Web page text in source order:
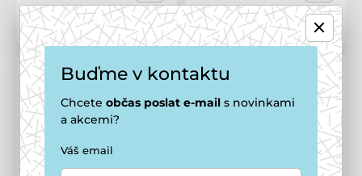
Porovnat Porovnat
Buďme v kontaktu
Chcete občas poslat e-mail s novinkami
a akcemi?
Váš email